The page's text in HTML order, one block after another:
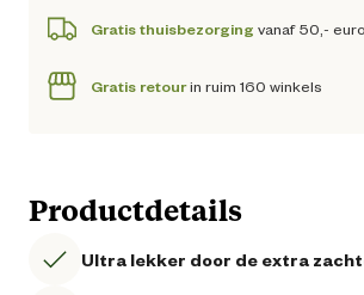
Gratis thuisbezorging vanaf 50,-
Gratis retourin ruim 160 winkels
Productdetails
Ultra lekker door de extra